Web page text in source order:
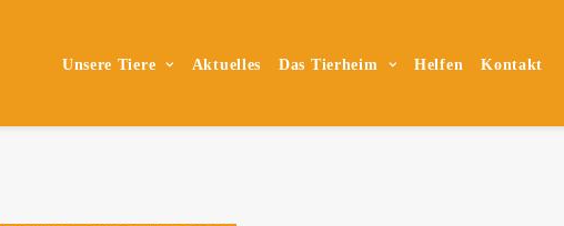
Unsere Tiere Aktuelles Das Tierheim Helfen Kontakt